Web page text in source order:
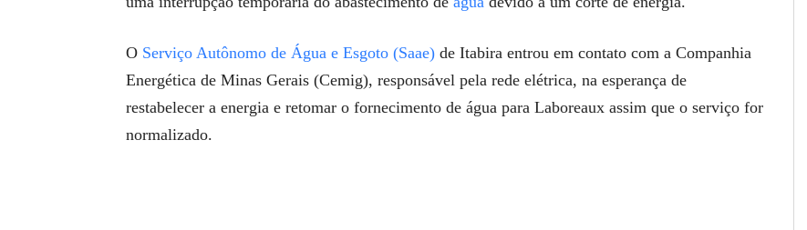
O Serviço Autônomo de Água e Esgoto (Saae) de Itabira entrou em contato com a Companhia
Energética de Minas Gerais (Cemig), responsável pela rede elétrica, na esperança de
restabelecer a energia e retomar o fornecimento de água para Laboreaux assim que o serviço for
normalizado.